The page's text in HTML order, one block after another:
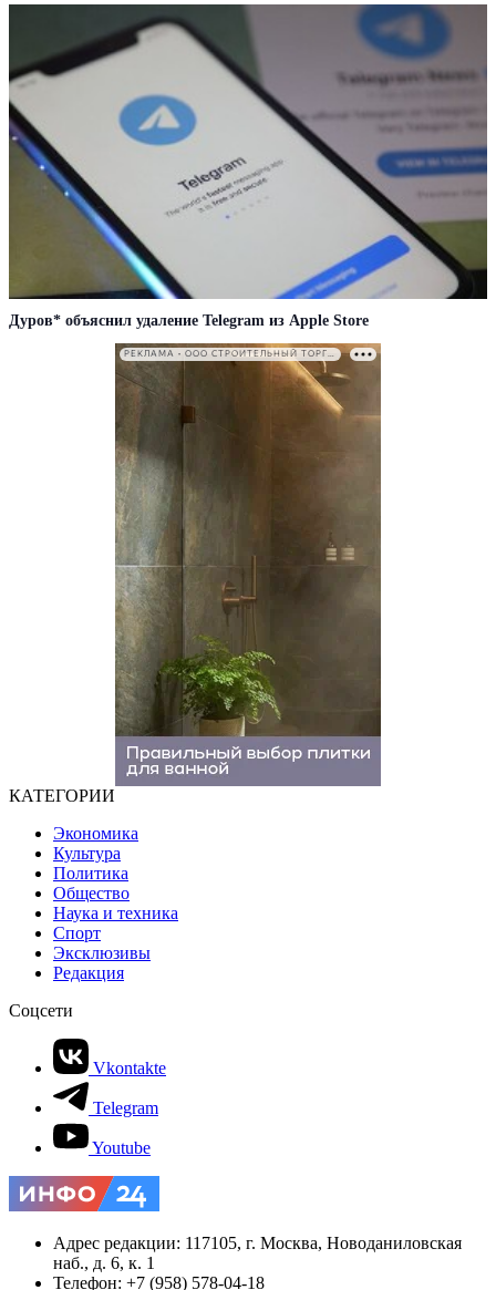
Дуров* объяснил удаление Telegram из Apple Store
РЕКЛАМА • ООО СТРОИТЕЛЬНЫЙ ТОРГОВЫЙ ДОМ «ПЕТРОВИЧ». ИНН: 7802348846
КАТЕГОРИИ
Экономика
Культура
Политика
Общество
Наука и техника
Спорт
Эксклюзивы
Редакция
Соцсети
Vkontakte
Telegram
Youtube
Адрес редакции: 117105, г. Москва, Новоданиловская
наб., д. 6, к. 1
Телефон: +7 (958) 578-04-18